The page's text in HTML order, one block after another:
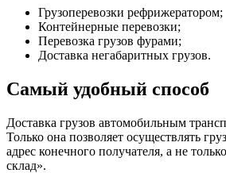
Грузоперевозки рефрижератором;
Контейнерные перевозки;
Перевозка грузов фурами;
Доставка негабаритных грузов.
Самый удобный способ
Доставка грузов автомобильным
Только она позволяет осуществлять
адрес конечного получателя, а не
склад».